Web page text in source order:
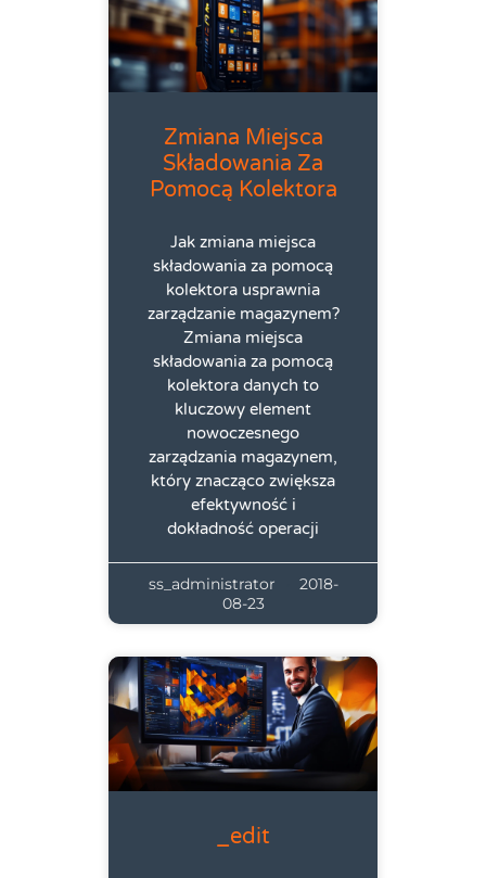
Zmiana Miejsca
Składowania Za
Pomocą Kolektora
Jak zmiana miejsca
składowania za pomocą
kolektora usprawnia
zarządzanie magazynem?
Zmiana miejsca
składowania za pomocą
kolektora danych to
kluczowy element
nowoczesnego
zarządzania magazynem,
który znacząco zwiększa
efektywność i
dokładność operacji
ss_administrator
2018-
08-23
_edit